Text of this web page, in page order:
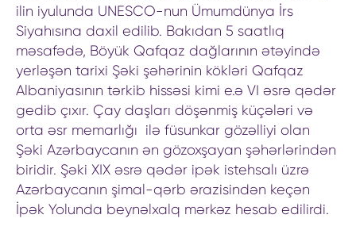
ilin iyulunda UNESCO-nun Ümumdünya İrs
Siyahısına daxil edilib. Bakıdan 5 saatlıq
məsafədə, Böyük Qafqaz dağlarının ətəyində
yerləşən tarixi Şəki şəhərinin kökləri Qafqaz
Albaniyasının tərkib hissəsi kimi e.ə VI əsrə qədər
gedib çıxır. Çay daşları döşənmiş küçələri və
orta əsr memarlığı ilə füsunkar gözəlliyi olan
Şəki Azərbaycanın ən gözoxşayan şəhərlərindən
biridir. Şəki XIX əsrə qədər ipək istehsalı üzrə
Azərbaycanın şimal-qərb ərazisindən keçən
İpək Yolunda beynəlxalq mərkəz hesab edilirdi.